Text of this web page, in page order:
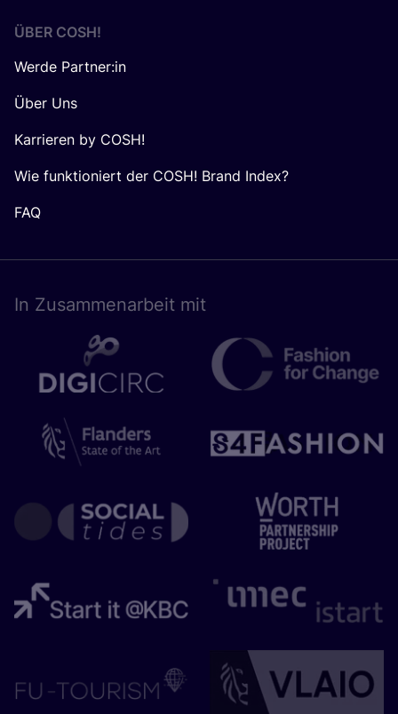
ÜBER COSH!
Werde Partner:in
Über Uns
Karrieren by COSH!
Wie funktioniert der COSH! Brand Index?
FAQ
In Zusam­men­ar­beit mit